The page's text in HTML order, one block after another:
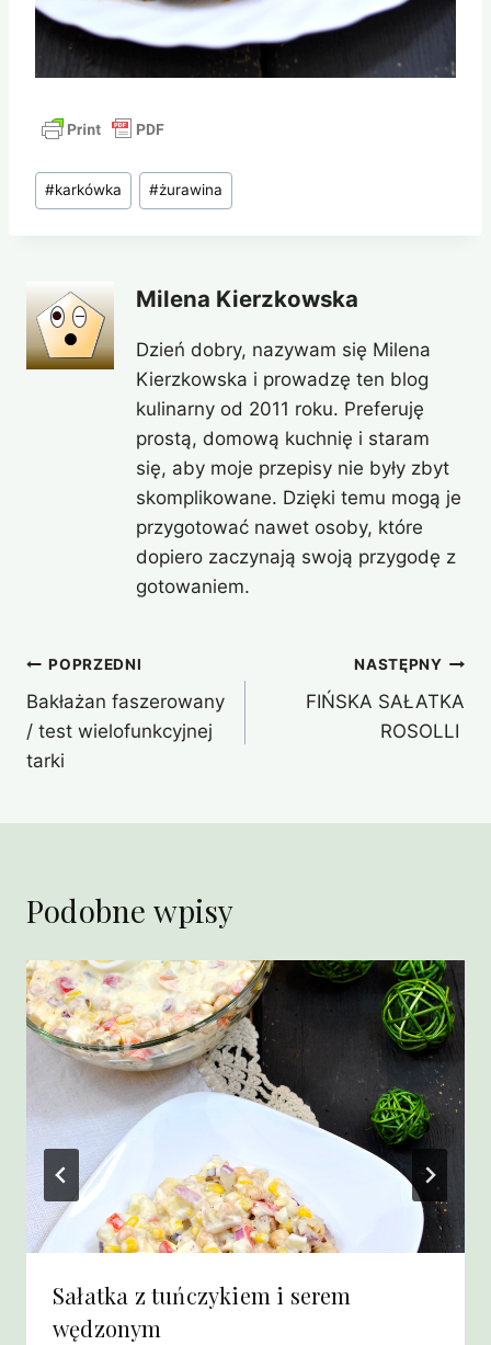
Tagi
wpisu:
#karkówka #żurawina
Milena Kierzkowska
Dzień dobry, nazywam się Milena
Kierzkowska i prowadzę ten blog
kulinarny od 2011 roku. Preferuję
prostą, domową kuchnię i staram
się, aby moje przepisy nie były zbyt
skomplikowane. Dzięki temu mogą je
przygotować nawet osoby, które
dopiero zaczynają swoją przygodę z
gotowaniem.
Nawigacja
wpisu
POPRZEDNI
Bakłażan faszerowany
/ test wielofunkcyjnej
tarki
NASTĘPNY
FIŃSKA SAŁATKA
ROSOLLI
Podobne wpisy
Sałatka z tuńczykiem i serem
wędzonym